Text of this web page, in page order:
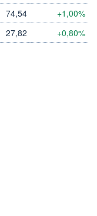
74,54 +1,00%
27,82 +0,80%